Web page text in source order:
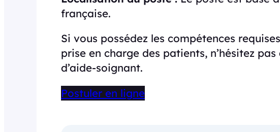
française.
Si vous possédez les compétences
prise en charge des patients, n’hésitez
d’aide-soignant.
Postuler en ligne